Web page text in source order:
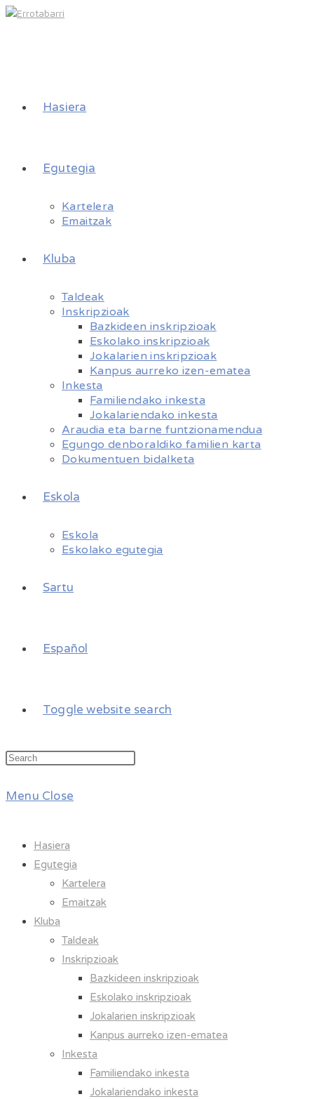
Hasiera
Egutegia
Kartelera
Emaitzak
Kluba
Taldeak
Inskripzioak
Bazkideen inskripzioak
Eskolako inskripzioak
Jokalarien inskripzioak
Kanpus aurreko izen-ematea
Inkesta
Familiendako inkesta
Jokalariendako inkesta
Araudia eta barne funtzionamendua
Egungo denboraldiko familien karta
Dokumentuen bidalketa
Eskola
Eskola
Eskolako egutegia
Sartu
Español
Toggle website search
Menu Close
Hasiera
Egutegia
Kartelera
Emaitzak
Kluba
Taldeak
Inskripzioak
Bazkideen inskripzioak
Eskolako inskripzioak
Jokalarien inskripzioak
Kanpus aurreko izen-ematea
Inkesta
Familiendako inkesta
Jokalariendako inkesta